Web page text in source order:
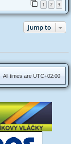
1 2 3
Jump to
All times are UTC+02:00